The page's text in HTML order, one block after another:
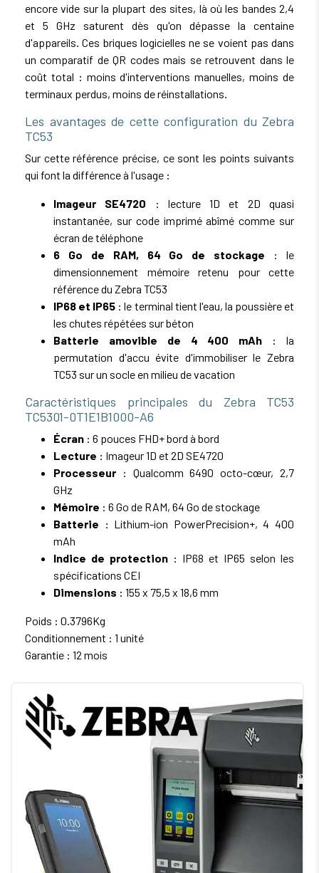
encore vide sur la plupart des sites, là où les bandes 2,4
et 5 GHz saturent dès qu'on dépasse la centaine
d'appareils. Ces briques logicielles ne se voient pas dans
un comparatif de QR codes mais se retrouvent dans le
coût total : moins d'interventions manuelles, moins de
terminaux perdus, moins de réinstallations.
Les avantages de cette configuration du Zebra
TC53
Sur cette référence précise, ce sont les points suivants
qui font la différence à l'usage :
Imageur SE4720 : lecture 1D et 2D quasi
instantanée, sur code imprimé abîmé comme sur
écran de téléphone
6 Go de RAM, 64 Go de stockage : le
dimensionnement mémoire retenu pour cette
référence du Zebra TC53
IP68 et IP65 : le terminal tient l'eau, la poussière et
les chutes répétées sur béton
Batterie amovible de 4 400 mAh : la
permutation d'accu évite d'immobiliser le Zebra
TC53 sur un socle en milieu de vacation
Caractéristiques principales du Zebra TC53
TC5301-0T1E1B1000-A6
Écran : 6 pouces FHD+ bord à bord
Lecture : Imageur 1D et 2D SE4720
Processeur : Qualcomm 6490 octo-cœur, 2,7
GHz
Mémoire : 6 Go de RAM, 64 Go de stockage
Batterie : Lithium-ion PowerPrecision+, 4 400
mAh
Indice de protection : IP68 et IP65 selon les
spécifications CEI
Dimensions : 155 x 75,5 x 18,6 mm
Poids : 0.3796Kg
Conditionnement : 1 unité
Garantie : 12 mois